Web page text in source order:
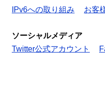
IPv6への取り組み
お客
ソーシャルメディア
Twitter公式アカウント